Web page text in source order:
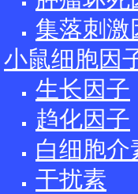
集落刺激
小鼠细胞因
生长因子
趋化因子
白细胞介
干扰素